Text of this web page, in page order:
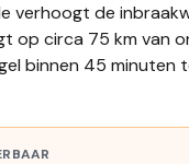
verhoogt de
op circa 75 km van
binnen 45